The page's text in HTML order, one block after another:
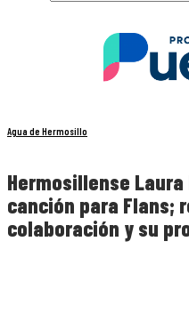
Agua de Hermosillo
Hermosillense
canción para Flans;
colaboración y su